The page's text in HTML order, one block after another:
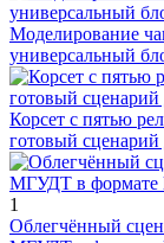
Моделирование
универсальный
Корсет с пятью
готовый
1
Облегчённый